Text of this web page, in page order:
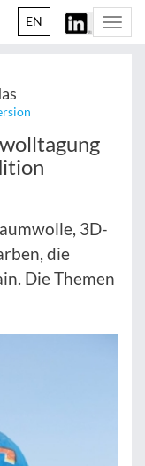
EN
3D-
die
Die Themen